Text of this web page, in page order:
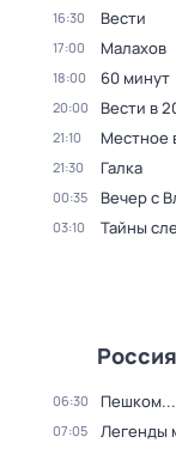
16:30 Вести
17:00 Малахов
18:00 60 минут
20:00 Вести в
21:10 Местное
21:30 Галка
00:35 Вечер с
03:10 Тайны
06:30 Пешком...
07:05 Легенды